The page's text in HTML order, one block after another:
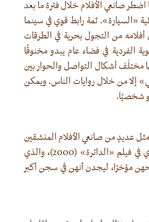
صانعي الأفلام خلال فترة ما بعد
«السيارة». ثمة رابط قوي في سينما
أفلامه من التجول بحرية في الطرقات
الفردية في فضاء عام يبدو مخنوقًا
مختلَف أشكال التواصل والحوار بين
إلا من خلال روايات الناس. ويمكن
شخصيًا.
عديدٍ من صانعي الأفلام المنشقين
في إيران، يركز «بناهي» معظم أفلامه على قصص النساء. بدأ مناهضته للنظام الاستبدادي في فيلم «الدائرة» (2000)، والذي
مؤخرًا، ليجدن أنهن في سجن أكبر